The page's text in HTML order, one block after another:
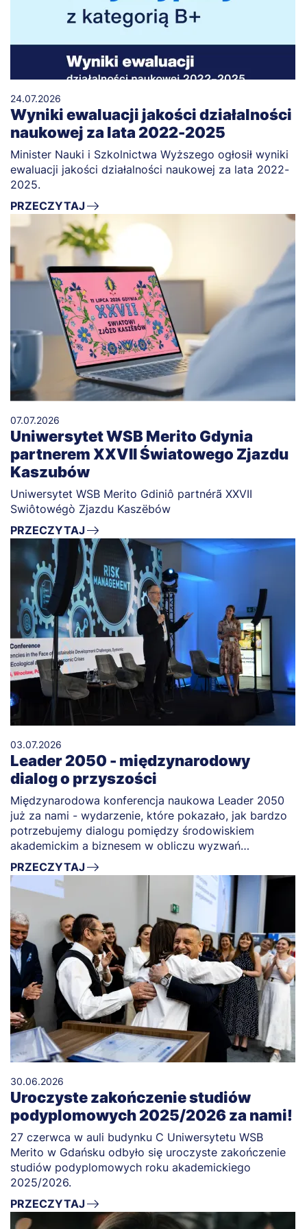
24.07.2026
Wyniki ewaluacji jakości działalności
naukowej za lata 2022-2025
Minister Nauki i Szkolnictwa Wyższego ogłosił wyniki
ewaluacji jakości działalności naukowej za lata 2022-
2025.
PRZECZYTAJ
07.07.2026
Uniwersytet WSB Merito Gdynia
partnerem XXVII Światowego Zjazdu
Kaszubów
Uniwersytet WSB Merito Gdiniô partnérã XXVII
Swiôtowégò Zjazdu Kaszëbów
PRZECZYTAJ
03.07.2026
Leader 2050 - międzynarodowy
dialog o przyszości
Międzynarodowa konferencja naukowa Leader 2050
już za nami - wydarzenie, które pokazało, jak bardzo
potrzebujemy dialogu pomiędzy środowiskiem
akademickim a biznesem w obliczu wyzwań
przyszłości.
PRZECZYTAJ
30.06.2026
Uroczyste zakończenie studiów
podyplomowych 2025/2026 za nami!
27 czerwca w auli budynku C Uniwersytetu WSB
Merito w Gdańsku odbyło się uroczyste zakończenie
studiów podyplomowych roku akademickiego
2025/2026.
PRZECZYTAJ